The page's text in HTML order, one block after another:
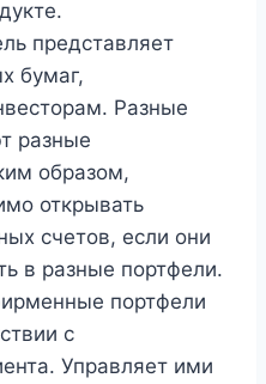
представляет
бумаг,
Разные
разные
образом,
открывать
счетов, если они
в разные портфели.
портфели
с
Управляет ими